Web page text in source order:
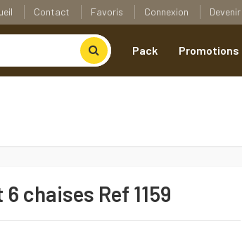
Contact Favoris Connexion
Pack Promotions
6 chaises Ref 1159